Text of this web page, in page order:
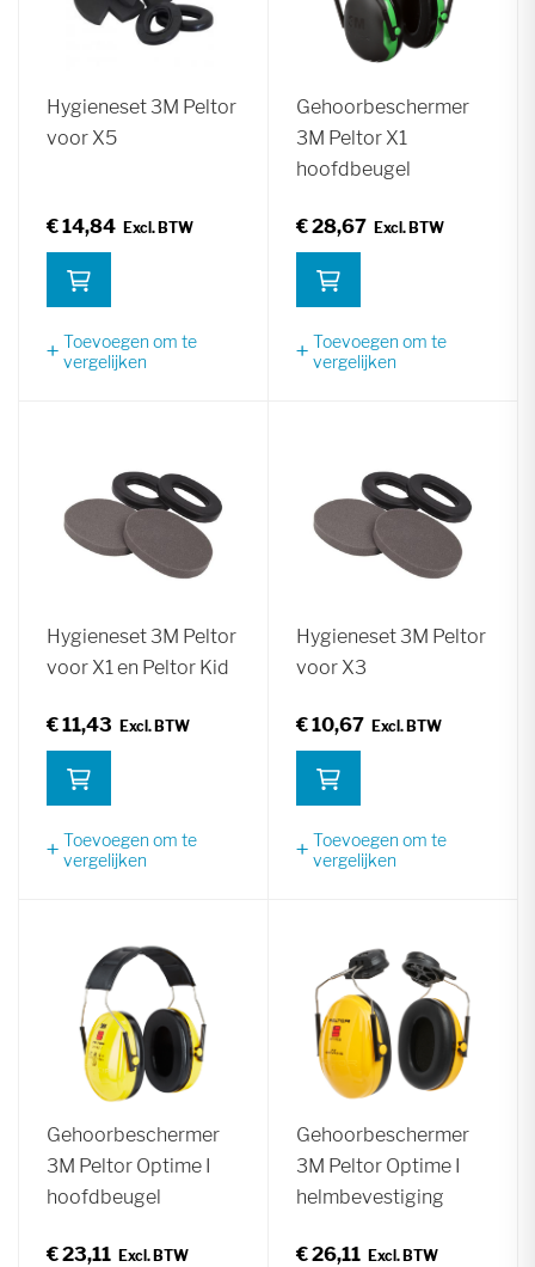
Hygieneset 3M Peltor
voor X5
€ 14,84
Toevoegen om te
vergelijken
Gehoorbeschermer
3M Peltor X1
hoofdbeugel
€ 28,67
Toevoegen om te
vergelijken
Hygieneset 3M Peltor
voor X1 en Peltor Kid
€ 11,43
Toevoegen om te
vergelijken
Hygieneset 3M Peltor
voor X3
€ 10,67
Toevoegen om te
vergelijken
Gehoorbeschermer
3M Peltor Optime I
hoofdbeugel
€ 23,11
Gehoorbeschermer
3M Peltor Optime I
helmbevestiging
€ 26,11